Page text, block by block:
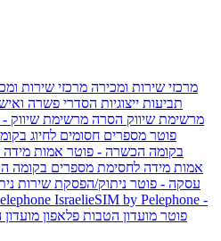
מרכזי שירות ומכירה מרכזי שירות
תביעות ייצוגיות הסדרי פשרה
מרשימת שיווק הסרה מרשימת שיווק -
פוטר מספרים חסומים לחיוג
בקומה הכשרה - פוטר אמות
אמות מידה לחסימת מספרים בקומה
עסקה - פוטר ניתוק/הפסקת שירות
IsraelieSIM by Pelephone -
פוטר מועדון הטבות פלאפון